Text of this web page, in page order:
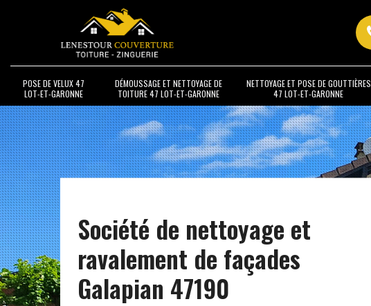
POSE DE VELUX 47
LOT-ET-GARONNE
DÉMOUSSAGE ET NETTOYAGE DE
TOITURE 47 LOT-ET-GARONNE
NETTOYAGE ET POSE DE GOUTTIÈRES
47 LOT-ET-GARONNE
Société de nettoyage et
ravalement de façades
Galapian 47190